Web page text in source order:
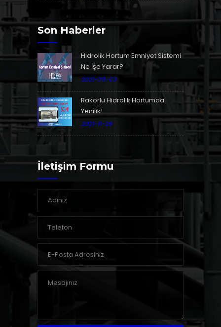
Son Haberler
Hidrolik Hortum Emniyet Sistemi
Ne İşe Yarar?
2021-09-03
Rakorlu Hidrolik Hortumda
Yenilik!
2021-11-29
İletişim Formu